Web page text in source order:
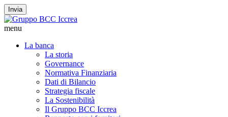
Invia
menu
La banca
La storia
Governance
Normativa Finanziaria
Dati di Bilancio
Strategia fiscale
La Sostenibilità
Il Gruppo BCC Iccrea